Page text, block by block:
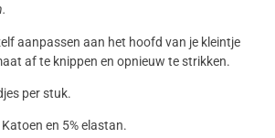
aanpassen aan het hoofd van je kleintje
af te knippen en opnieuw te strikken.
per stuk.
en 5% elastan.